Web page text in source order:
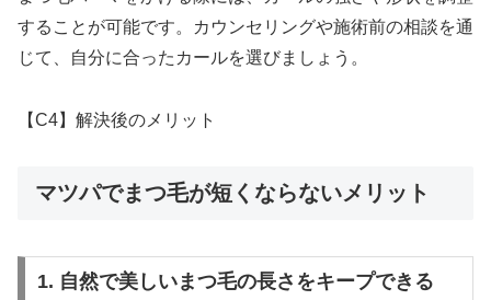
することが可能です。カウンセリングや施術前の相談を通
じて、自分に合ったカールを選びましょう。
【C4】解決後のメリット
マツパでまつ毛が短くならないメリット
1. 自然で美しいまつ毛の長さをキープできる